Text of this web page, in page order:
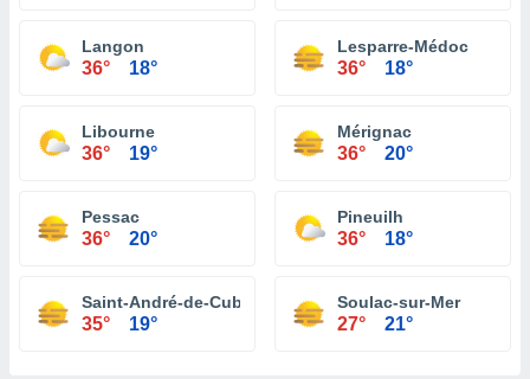
Langon
36° 18°
Lesparre-Médoc
36° 18°
Libourne
36° 19°
Mérignac
36° 20°
Pessac
36° 20°
Pineuilh
36° 18°
Saint-André-de-Cubzac
35° 19°
Soulac-sur-Mer
27° 21°